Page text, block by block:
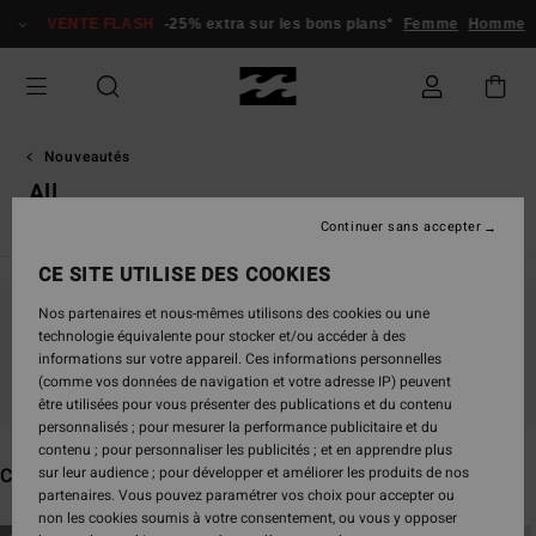
sélection
produits
VENTE FLASH -25% extra sur les bons plans* Femme Homme
Nouveautés
All
Ne partez pas trop loin, nos produits seront
bientôt de retour
Ces produits pourraient vous plaire
CE SITE UTILISE DES COOKIES
Nos partenaires et nous-mêmes utilisons des cookies ou une
technologie équivalente pour stocker et/ou accéder à des
informations sur votre appareil. Ces informations personnelles
(comme vos données de navigation et votre adresse IP) peuvent
être utilisées pour vous présenter des publications et du contenu
personnalisés ; pour mesurer la performance publicitaire et du
contenu ; pour personnaliser les publicités ; et en apprendre plus
sur leur audience ; pour développer et améliorer les produits de nos
partenaires. Vous pouvez paramétrer vos choix pour accepter ou
non les cookies soumis à votre consentement, ou vous y opposer
Continuer sans accepter